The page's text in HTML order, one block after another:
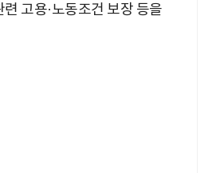
고용·노동조건 보장 등을